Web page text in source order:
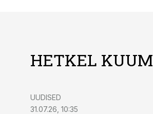
HETKEL KUUM
UUDISED
31.07.26, 10:35